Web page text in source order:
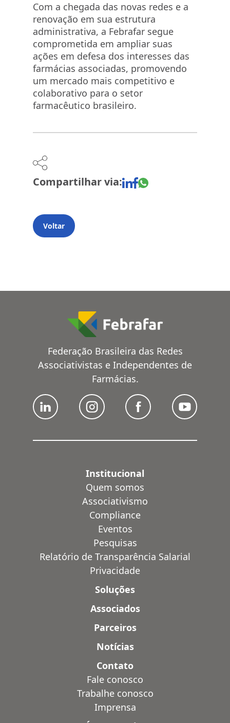
Com a chegada das novas redes e a
renovação em sua estrutura
administrativa, a Febrafar segue
comprometida em ampliar suas
ações em defesa dos interesses das
farmácias associadas, promovendo
um mercado mais competitivo e
colaborativo para o setor
farmacêutico brasileiro.
Compartilhar via:
Voltar
Federação Brasileira das Redes
Associativistas e Independentes de
Farmácias.
Institucional
Quem somos
Associativismo
Compliance
Eventos
Pesquisas
Relatório de Transparência Salarial
Privacidade
Soluções
Associados
Parceiros
Notícias
Contato
Fale conosco
Trabalhe conosco
Imprensa